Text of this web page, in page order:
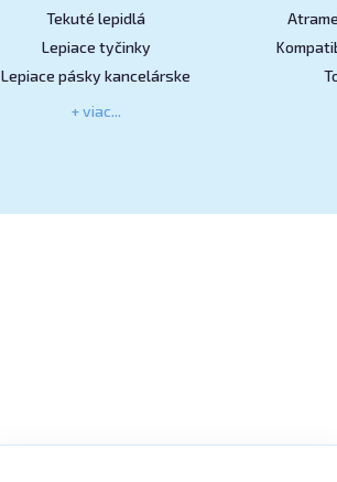
Tekuté lepidlá
Lepiace tyčinky
Lepiace pásky kancelárske
+ viac...